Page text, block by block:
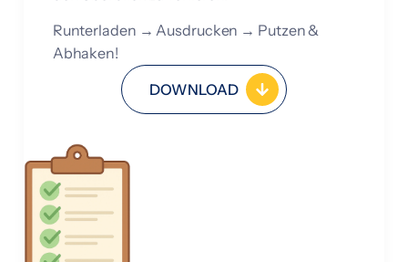
Runterladen → Ausdrucken → Putzen &
Abhaken!
DOWNLOAD